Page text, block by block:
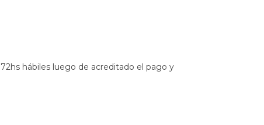
hábiles luego de acreditado el pago y